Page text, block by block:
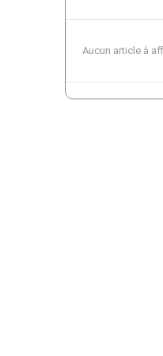
Aucun article à